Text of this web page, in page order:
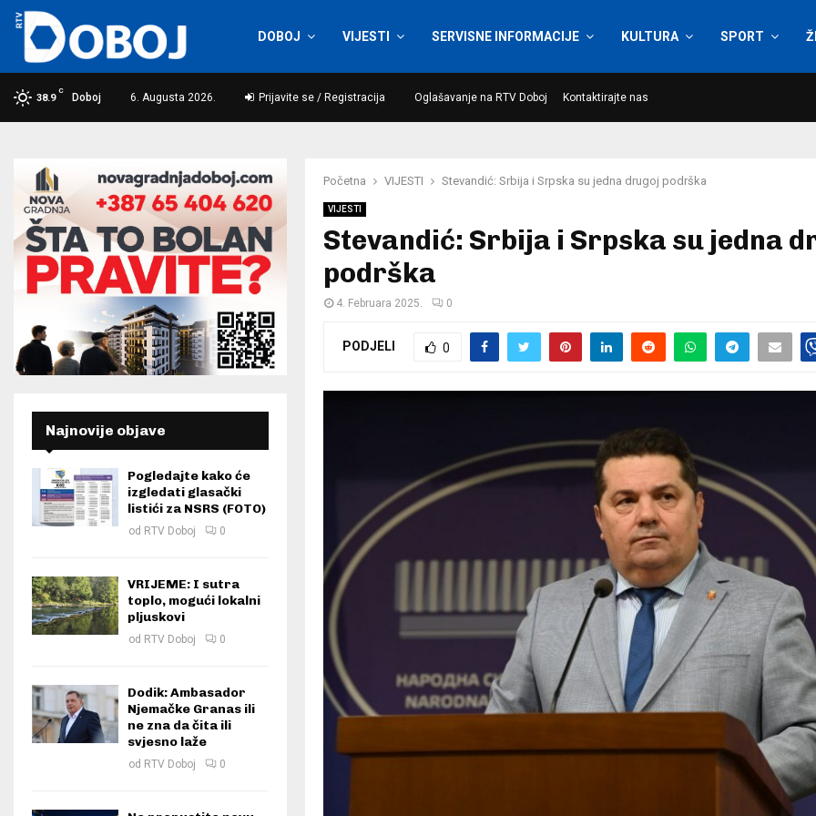
DOBOJ VIJESTI SERVISNE INFORMACIJE KULTURA SPORT
38.9
C
Doboj 6. Augusta 2026. Prijavite se / Registracija Oglašavanje na RTV Doboj Kontaktirajte nas
Početna VIJESTI Stevandić: Srbija i Srpska su jedna drugoj podrška
VIJESTI
Stevandić: Srbija i Srpska su jedna
podrška
4. Februara 2025. 0
PODJELI 0
Najnovije objave
Pogledajte kako će
izgledati glasački
listići za NSRS (FOTO)
od RTV Doboj 0
VRIJEME: I sutra
toplo, mogući lokalni
pljuskovi
od RTV Doboj 0
Dodik: Ambasador
Njemačke Granas ili
ne zna da čita ili
svjesno laže
od RTV Doboj 0